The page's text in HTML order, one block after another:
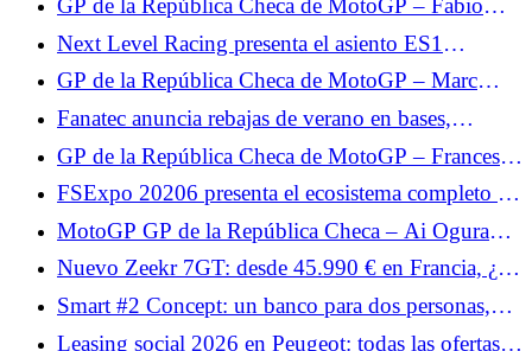
nada que esperar para mañana”
GP de la República Checa de MotoGP – Fabio
Quartararo fatalista tras la carrera: “No sentimos el
límite”
Next Level Racing presenta el asiento ES1
Hypercool para el simracing en plena canícula.
GP de la República Checa de MotoGP – Marc
Márquez, exhausto al final de la carrera: “La moto
estaba ahí pero yo estaba vacía”
Fanatec anuncia rebajas de verano en bases,
volantes, cabinas, pedales y packs.
GP de la República Checa de MotoGP – Francesco
Bagnaia indefenso ante Marc Márquez: “Mi ritmo
no era lo suficientemente rápido”
FSExpo 20206 presenta el ecosistema completo de
Moza Flight.
MotoGP GP de la República Checa – Ai Ogura
reconoce la superioridad de Marc Márquez: “Tenía
algo extra”
Nuevo Zeekr 7GT: desde 45.990 € en Francia, ¿un
precio agresivo para el shooting Brake eléctrico?
Smart #2 Concept: un banco para dos personas,
inesperado para un miniauto urbano eléctrico
Leasing social 2026 en Peugeot: todas las ofertas y